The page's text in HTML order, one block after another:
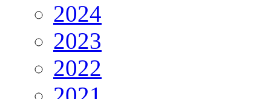
2024
2023
2022